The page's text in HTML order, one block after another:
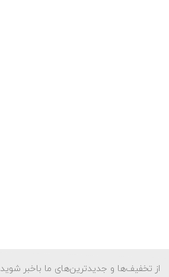
از تخفیف‌ها و جدیدترین‌های ما باخبر شوید